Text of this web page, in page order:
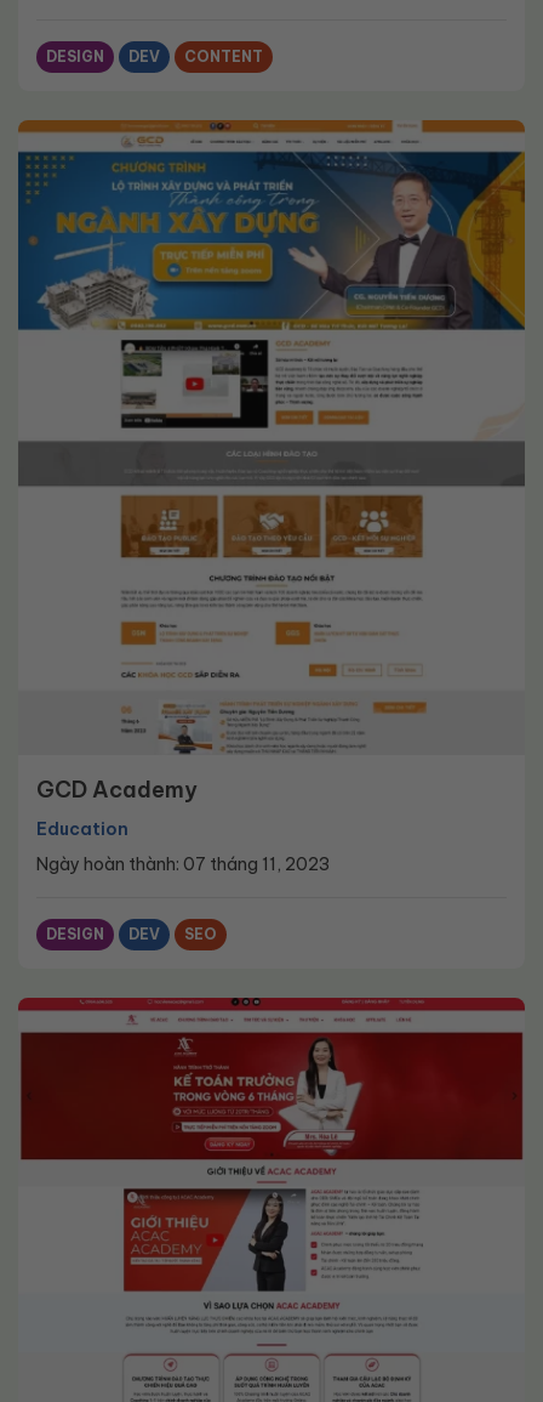
DESIGN DEV CONTENT
GCD Academy
Education
Ngày hoàn thành: 07 tháng 11, 2023
DESIGN DEV SEO